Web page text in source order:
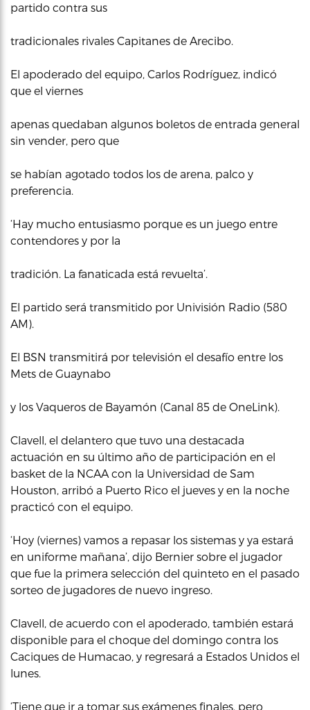
partido contra sus
tradicionales rivales Capitanes de Arecibo.
El apoderado del equipo, Carlos Rodríguez, indicó
que el viernes
apenas quedaban algunos boletos de entrada general
sin vender, pero que
se habían agotado todos los de arena, palco y
preferencia.
‘Hay mucho entusiasmo porque es un juego entre
contendores y por la
tradición. La fanaticada está revuelta’.
El partido será transmitido por Univisión Radio (580
AM).
El BSN transmitirá por televisión el desafío entre los
Mets de Guaynabo
y los Vaqueros de Bayamón (Canal 85 de OneLink).
Clavell, el delantero que tuvo una destacada
actuación en su último año de participación en el
basket de la NCAA con la Universidad de Sam
Houston, arribó a Puerto Rico el jueves y en la noche
practicó con el equipo.
‘Hoy (viernes) vamos a repasar los sistemas y ya estará
en uniforme mañana’, dijo Bernier sobre el jugador
que fue la primera selección del quinteto en el pasado
sorteo de jugadores de nuevo ingreso.
Clavell, de acuerdo con el apoderado, también estará
disponible para el choque del domingo contra los
Caciques de Humacao, y regresará a Estados Unidos el
lunes.
‘Tiene que ir a tomar sus exámenes finales, pero